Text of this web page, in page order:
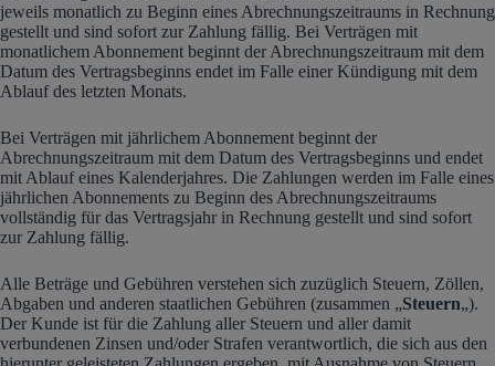
jeweils monatlich zu Beginn eines Abrechnungszeitraums in Rechnung
gestellt und sind sofort zur Zahlung fällig. Bei Verträgen mit
monatlichem Abonnement beginnt der Abrechnungszeitraum mit dem
Datum des Vertragsbeginns endet im Falle einer Kündigung mit dem
Ablauf des letzten Monats.
Bei Verträgen mit jährlichem Abonnement beginnt der
Abrechnungszeitraum mit dem Datum des Vertragsbeginns und endet
mit Ablauf eines Kalenderjahres. Die Zahlungen werden im Falle eines
jährlichen Abonnements zu Beginn des Abrechnungszeitraums
vollständig für das Vertragsjahr in Rechnung gestellt und sind sofort
zur Zahlung fällig.
Alle Beträge und Gebühren verstehen sich zuzüglich Steuern, Zöllen,
Abgaben und anderen staatlichen Gebühren (zusammen „Steuern„).
Der Kunde ist für die Zahlung aller Steuern und aller damit
verbundenen Zinsen und/oder Strafen verantwortlich, die sich aus den